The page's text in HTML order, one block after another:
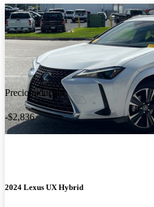
Precio reducido
-$2,836
2024 Lexus UX Hybrid